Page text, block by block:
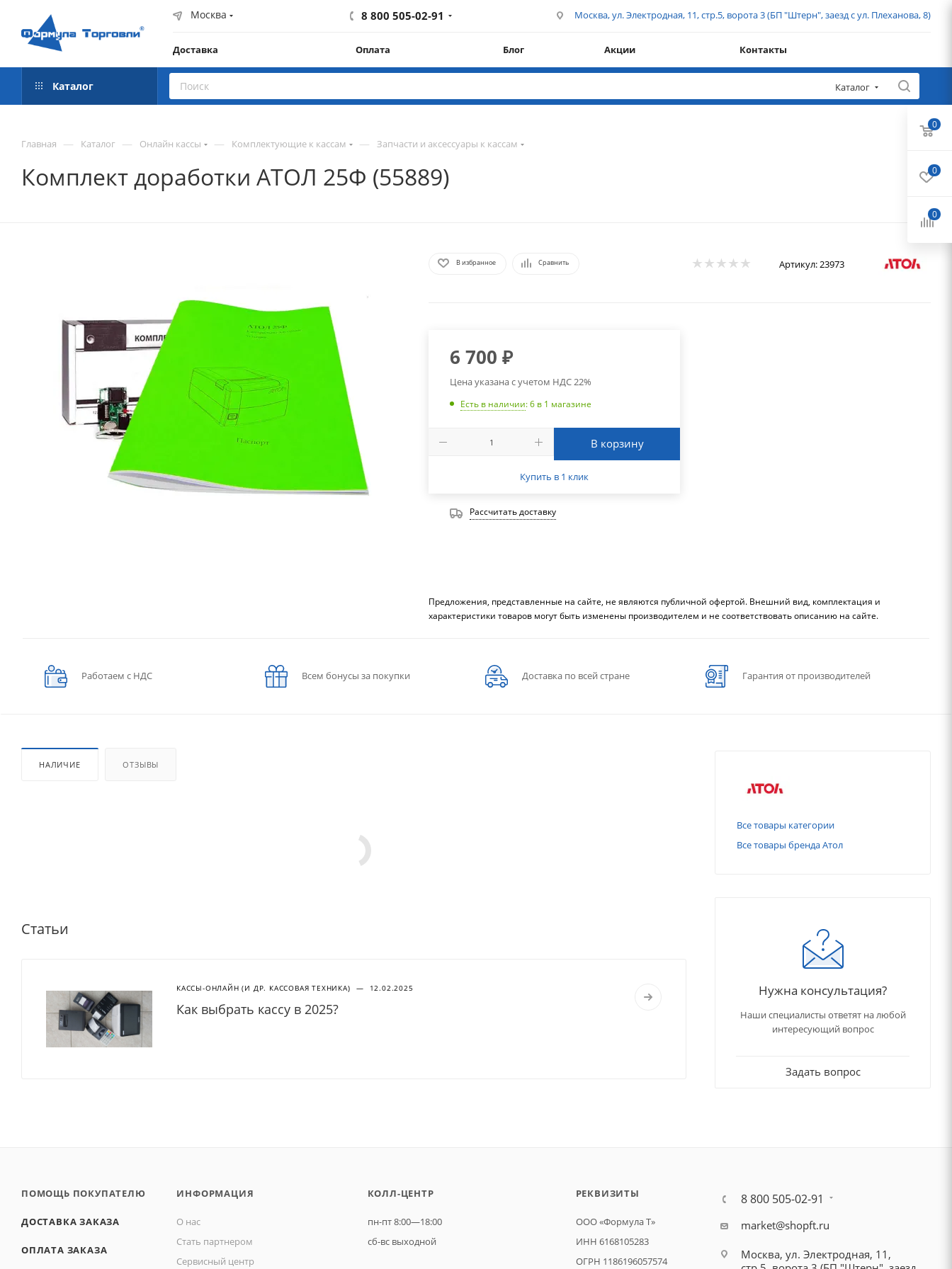
Москва 8 800 505-02-91 Москва, ул. Электродная, 11, стр.5, ворота 3 (БП "Штерн", заезд с ул. Плеханова, 8)
Доставка Оплата Блог Акции Контакты
Каталог Каталог
Главная — Каталог — Онлайн кассы — Комплектующие к кассам — Запчасти и аксессуары к кассам
Комплект доработки АТОЛ 25Ф (55889)
В избранное Сравнить Артикул:23973
6 700 ₽
Цена указана с учетом НДС 22%
Есть в наличии: 6 в 1 магазине
В корзину
Купить в 1 клик
Рассчитать доставку
Предложения, представленные на сайте, не являются публичной офертой. Внешний вид, комплектация и
характеристики товаров могут быть изменены производителем и не соответствовать описанию на сайте.
Работаем с НДС Всем бонусы за покупки Доставка по всей стране Гарантия от производителей
НАЛИЧИЕ ОТЗЫВЫ
Статьи
КАССЫ-ОНЛАЙН (И ДР. КАССОВАЯ ТЕХНИКА) — 12.02.2025
Как выбрать кассу в 2025?
Все товары категории
Все товары бренда Атол
Нужна консультация?
Наши специалисты ответят на любой
интересующий вопрос
Задать вопрос
ПОМОЩЬ ПОКУПАТЕЛЮ
ДОСТАВКА ЗАКАЗА
ОПЛАТА ЗАКАЗА
ИНФОРМАЦИЯ
О нас
Стать партнером
Сервисный центр
КОЛЛ-ЦЕНТР
пн-пт 8:00—18:00
сб-вс выходной
РЕКВИЗИТЫ
ООО «Формула Т»
ИНН 6168105283
ОГРН 1186196057574
8 800 505-02-91
market@shopft.ru
Москва, ул. Электродная, 11,
0
0
0